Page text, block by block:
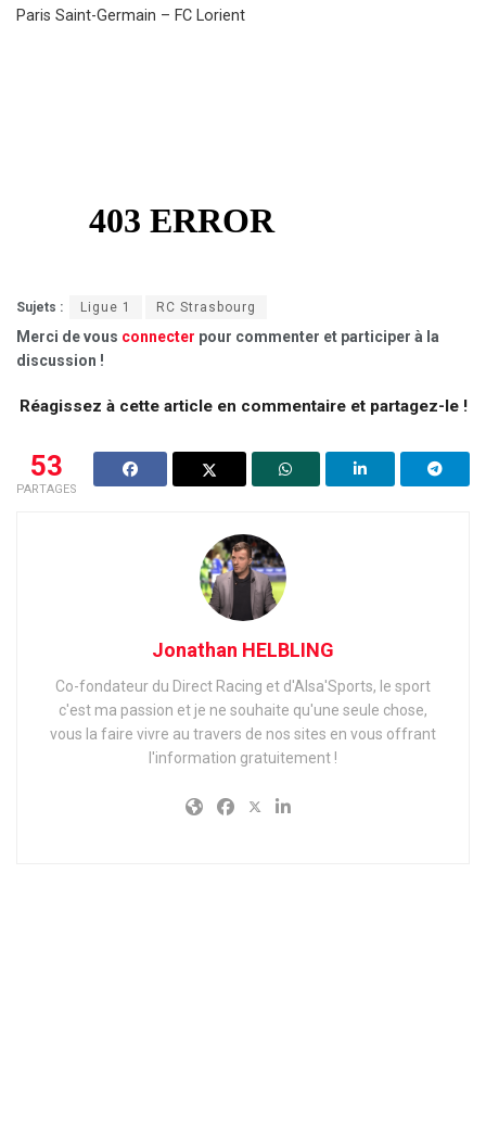
Paris Saint-Germain – FC Lorient
Sujets : Ligue 1 RC Strasbourg
Merci de vous connecter pour commenter et participer à la
discussion !
Réagissez à cette article en commentaire et partagez-le !
53
PARTAGES
Jonathan HELBLING
Co-fondateur du Direct Racing et d'Alsa'Sports, le sport
c'est ma passion et je ne souhaite qu'une seule chose,
vous la faire vivre au travers de nos sites en vous offrant
l'information gratuitement !